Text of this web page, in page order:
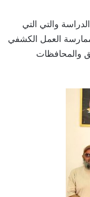
والتي التي
العمل الكشفي
والمحافظات